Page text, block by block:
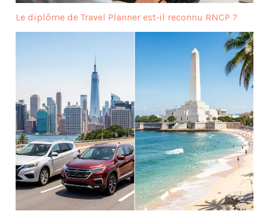
Le diplôme de Travel Planner est‑il reconnu RNCP ?